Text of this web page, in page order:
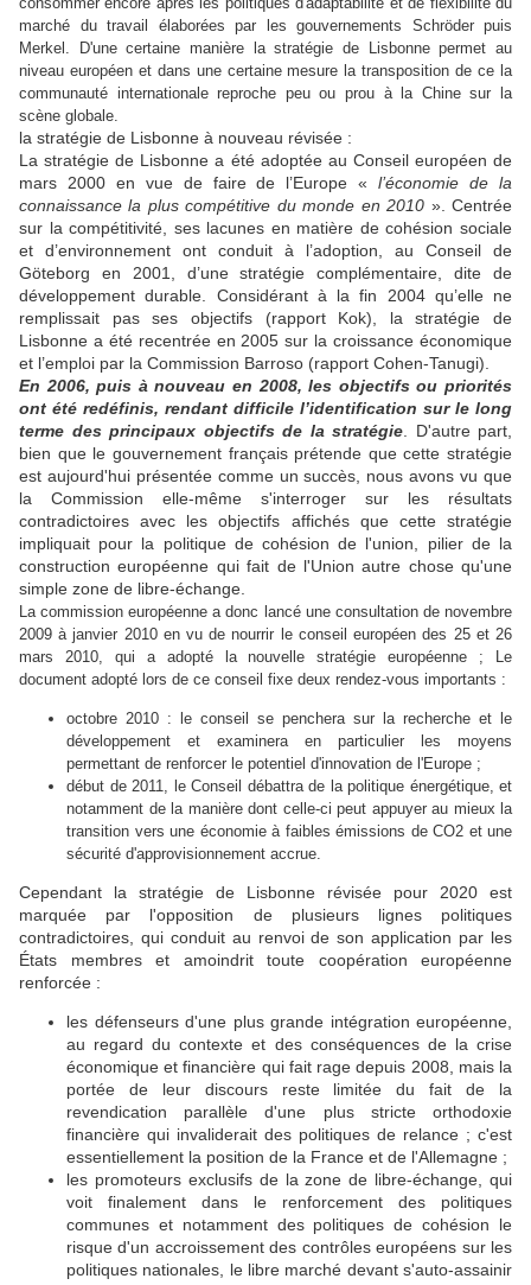
marché du travail élaborées par les gouvernements Schröder puis
Merkel. D'une certaine manière la stratégie de Lisbonne permet au
niveau européen et dans une certaine mesure la transposition de ce la
communauté internationale reproche peu ou prou à la Chine sur la
scène globale.
la stratégie de Lisbonne à nouveau révisée :
La stratégie de Lisbonne a été adoptée au Conseil européen de
mars 2000 en vue de faire de l’Europe «l’économie de la
connaissance la plus compétitive du monde en 2010 ». Centrée
sur la compétitivité, ses lacunes en matière de cohésion sociale
et d’environnement ont conduit à l’adoption, au Conseil de
Göteborg en 2001, d’une stratégie complémentaire, dite de
développement durable. Considérant à la fin 2004 qu’elle ne
remplissait pas ses objectifs (rapport Kok), la stratégie de
Lisbonne a été recentrée en 2005 sur la croissance économique
et l’emploi par la Commission Barroso (rapport Cohen-Tanugi).
En 2006, puis à nouveau en 2008, les objectifs ou priorités
ont été redéfinis, rendant difficile l’identification sur le long
terme des principaux objectifs de la stratégie . D'autre part,
bien que le gouvernement français prétende que cette stratégie
est aujourd'hui présentée comme un succès, nous avons vu que
la Commission elle-même s'interroger sur les résultats
contradictoires avec les objectifs affichés que cette stratégie
impliquait pour la politique de cohésion de l'union, pilier de la
construction européenne qui fait de l'Union autre chose qu'une
simple zone de libre-échange.
La commission européenne a donc lancé une consultation de novembre
2009 à janvier 2010 en vu de nourrir le conseil européen des 25 et 26
mars 2010, qui a adopté la nouvelle stratégie européenne ; Le
document adopté lors de ce conseil fixe deux rendez-vous importants :
octobre 2010 : le conseil
se penchera sur la recherche et le
développement et examinera en particulier les moyens
permettant de renforcer le potentiel d'innovation de l'Europe ;
début de 2011, le Conseil débattra de la politique énergétique, et
notamment de la manière dont celle-ci peut appuyer au mieux la
transition vers une économie à faibles émissions de CO2 et une
sécurité d'approvisionnement accrue.
Cependant la stratégie de Lisbonne révisée pour 2020 est
marquée par l'opposition de plusieurs lignes politiques
contradictoires, qui conduit au renvoi de son application par les
États membres et amoindrit toute coopération européenne
renforcée :
les défenseurs d'une plus grande intégration européenne,
au regard du contexte et des conséquences de la crise
économique et financière qui fait rage depuis 2008, mais la
portée de leur discours reste limitée du fait de la
revendication parallèle d'une plus stricte orthodoxie
financière qui invaliderait des politiques de relance ; c'est
essentiellement la position de la France et de l'Allemagne ;
les promoteurs exclusifs de la zone de libre-échange, qui
voit finalement dans le renforcement des politiques
communes et notamment des politiques de cohésion le
risque d'un accroissement des contrôles européens sur les
politiques nationales, le libre marché devant s'auto-assainir